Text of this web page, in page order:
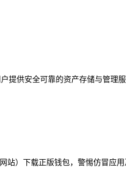
提供安全可靠的资产存储与管理
站）下载正版钱包，警惕仿冒应